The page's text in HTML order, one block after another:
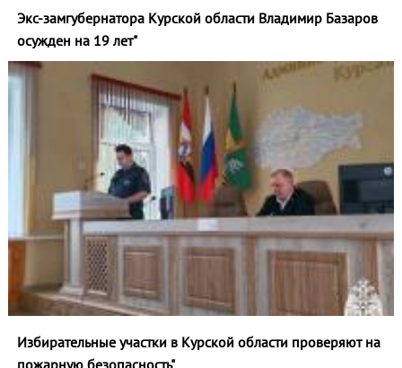
Экс-замгубернатора Курской области Владимир Базаров
осужден на 19 лет"
Избирательные участки в Курской области проверяют на
пожарную безопасность"